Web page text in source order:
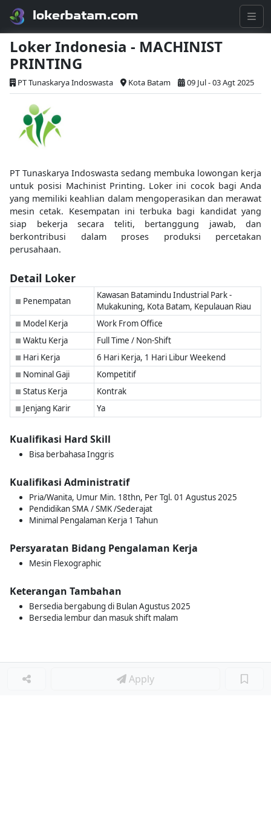
lokerbatam.com
Loker Indonesia - MACHINIST
PRINTING
PT Tunaskarya Indoswasta Kota Batam 09 Jul - 03 Agt 2025
PT Tunaskarya Indoswasta sedang membuka lowongan kerja
untuk posisi Machinist Printing. Loker ini cocok bagi Anda
yang memiliki keahlian dalam mengoperasikan dan merawat
mesin cetak. Kesempatan ini terbuka bagi kandidat yang
siap bekerja secara teliti, bertanggung jawab, dan
berkontribusi dalam proses produksi percetakan
perusahaan.
Detail Loker
■ Penempatan
Kawasan Batamindu Industrial Park -
Mukakuning, Kota Batam, Kepulauan Riau
■ Model Kerja Work From Office
■ Waktu Kerja Full Time / Non-Shift
■ Hari Kerja 6 Hari Kerja, 1 Hari Libur Weekend
■ Nominal Gaji Kompetitif
■ Status Kerja Kontrak
■ Jenjang Karir Ya
Kualifikasi Hard Skill
Bisa berbahasa Inggris
Kualifikasi Administratif
Pria/Wanita, Umur Min. 18thn, Per Tgl. 01 Agustus 2025
Pendidikan SMA / SMK /Sederajat
Minimal Pengalaman Kerja 1 Tahun
Persyaratan Bidang Pengalaman Kerja
Mesin Flexographic
Keterangan Tambahan
Bersedia bergabung di Bulan Agustus 2025
Bersedia lembur dan masuk shift malam
Apply